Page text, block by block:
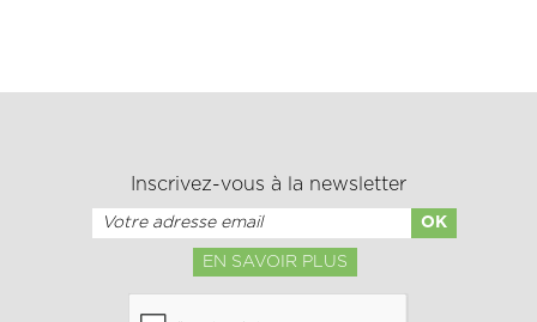
Inscrivez-vous à la newsletter
EN SAVOIR PLUS